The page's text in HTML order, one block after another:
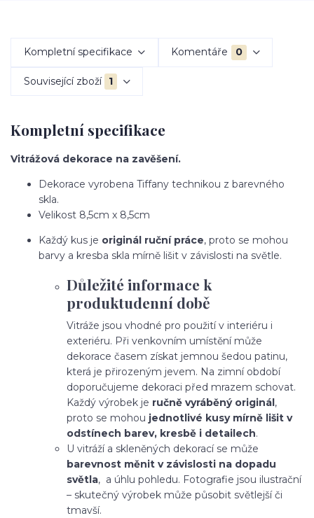
Kompletní specifikace Komentáře 0
Související zboží 1
Kompletní specifikace
Vitrážová dekorace na zavěšení.
Dekorace vyrobena Tiffany technikou z barevného
skla.
Velikost 8,5cm x 8,5cm
Každý kus je originál ruční práce, proto se mohou
barvy a kresba skla mírně lišit v závislosti na světle.
Důležité informace k
produktudenní době
Vitráže jsou vhodné pro použití v interiéru i
exteriéru. Při venkovním umístění může
dekorace časem získat jemnou šedou patinu,
která je přirozeným jevem. Na zimní období
doporučujeme dekoraci před mrazem schovat.
Každý výrobek je ručně vyráběný originál,
proto se mohou jednotlivé kusy mírně lišit v
odstínech barev, kresbě i detailech.
U vitráží a skleněných dekorací se může
barevnost měnit v závislosti na dopadu
světla, a úhlu pohledu. Fotografie jsou ilustrační
– skutečný výrobek může působit světlejší či
tmavší.